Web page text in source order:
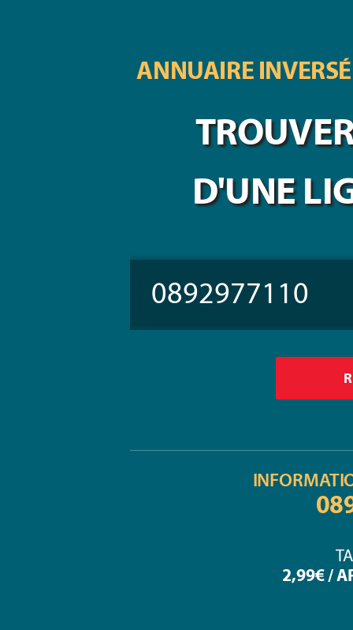
ANNUAIRE
D'UNE
2,99€ /